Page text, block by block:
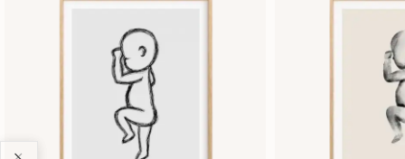
Maak jouw poster